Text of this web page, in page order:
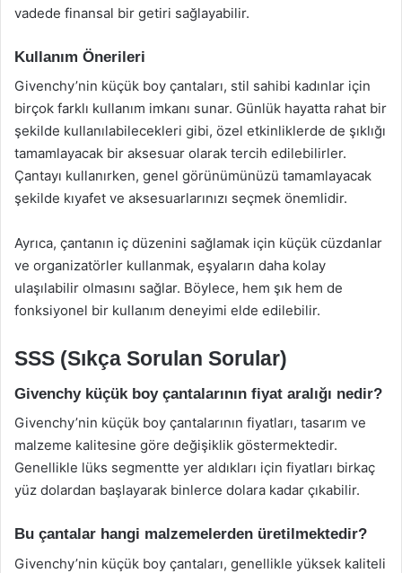
vadede finansal bir getiri sağlayabilir.
Kullanım Önerileri
Givenchy’nin küçük boy çantaları, stil sahibi kadınlar için
birçok farklı kullanım imkanı sunar. Günlük hayatta rahat bir
şekilde kullanılabilecekleri gibi, özel etkinliklerde de şıklığı
tamamlayacak bir aksesuar olarak tercih edilebilirler.
Çantayı kullanırken, genel görünümünüzü tamamlayacak
şekilde kıyafet ve aksesuarlarınızı seçmek önemlidir.
Ayrıca, çantanın iç düzenini sağlamak için küçük cüzdanlar
ve organizatörler kullanmak, eşyaların daha kolay
ulaşılabilir olmasını sağlar. Böylece, hem şık hem de
fonksiyonel bir kullanım deneyimi elde edilebilir.
SSS (Sıkça Sorulan Sorular)
Givenchy küçük boy çantalarının fiyat aralığı nedir?
Givenchy’nin küçük boy çantalarının fiyatları, tasarım ve
malzeme kalitesine göre değişiklik göstermektedir.
Genellikle lüks segmentte yer aldıkları için fiyatları birkaç
yüz dolardan başlayarak binlerce dolara kadar çıkabilir.
Bu çantalar hangi malzemelerden üretilmektedir?
Givenchy’nin küçük boy çantaları, genellikle yüksek kaliteli